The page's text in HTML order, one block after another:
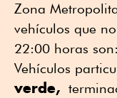
Zona
vehículos que
22:00 horas son:
Vehículos
verde,